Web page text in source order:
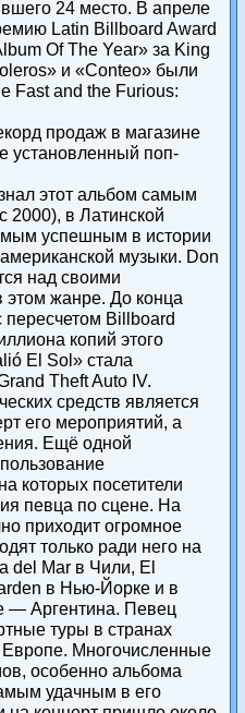
24 место. В апреле
Latin Billboard Award
Of The Year» за King
и «Conteo» были
Fast and the Furious:
продаж в магазине
установленный поп-
этот альбом самым
2000), в Латинской
успешным в истории
музыки. Don
над своими
этом жанре. До конца
пересчетом Billboard
копий этого
El Sol» стала
Theft Auto IV.
средств является
его мероприятий, а
Ещё одной
которых посетители
певца по сцене. На
приходит огромное
только ради него на
del Mar в Чили, El
в Нью-Йорке и в
— Аргентина. Певец
туры в странах
Многочисленные
особенно альбома
удачным в его